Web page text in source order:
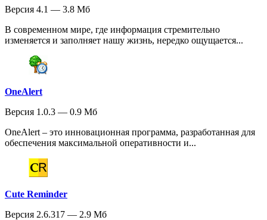
Версия 4.1 — 3.8 Мб
В современном мире, где информация стремительно
изменяется и заполняет нашу жизнь, нередко ощущается...
OneAlert
Версия 1.0.3 — 0.9 Мб
OneAlert – это инновационная программа, разработанная для
обеспечения максимальной оперативности и...
Cute Reminder
Версия 2.6.317 — 2.9 Мб